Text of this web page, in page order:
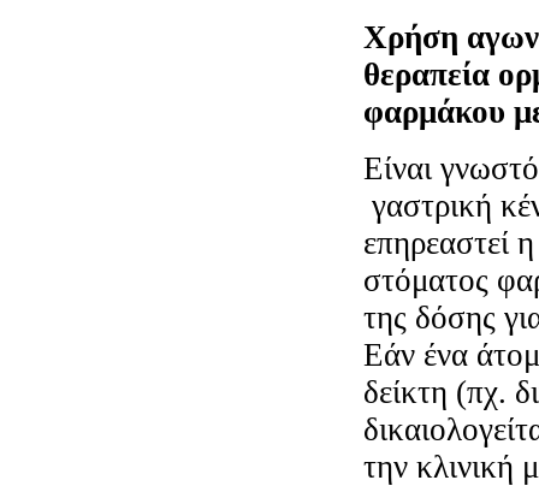
Χρήση
θεραπεία
φαρμάκου
Είναι
γαστρική
επηρεαστεί
στόματος
της δόσης
Εάν ένα
δείκτη (πχ.
την κλινική